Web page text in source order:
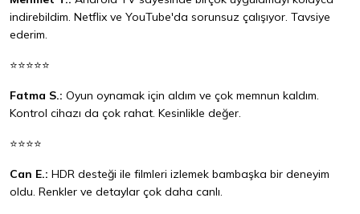
indirebildim. Netflix ve YouTube'da sorunsuz çalışıyor. Tavsiye
ederim.
⭐⭐⭐⭐⭐
Fatma S.: Oyun oynamak için aldım ve çok memnun kaldım.
Kontrol cihazı da çok rahat. Kesinlikle değer.
⭐⭐⭐⭐
Can E.: HDR desteği ile filmleri izlemek bambaşka bir deneyim
oldu. Renkler ve detaylar çok daha canlı.